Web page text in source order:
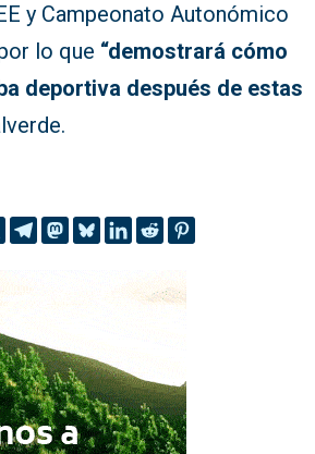
y Campeonato Autonómico
lo que “demostrará cómo
deportiva después de estas